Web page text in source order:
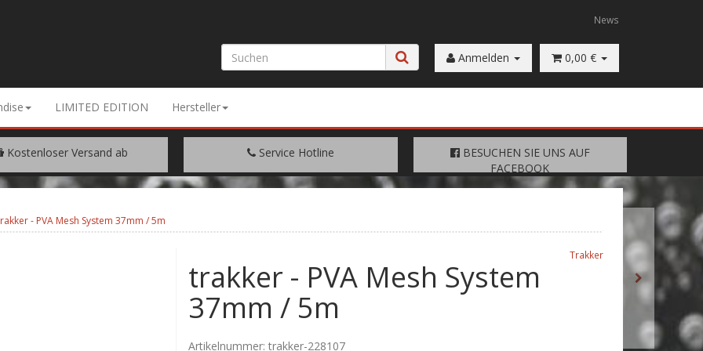
News
Anmelden 0,00 €
LIMITED EDITION Hersteller
Kostenloser Versand ab
WARENWERT VON € 200.- Service Hotline
+49 (0) 9429/948344
BESUCHEN SIE UNS AUF
FACEBOOK
BESUCHEN SIE UNS AUF
FACEBOOK
- PVA Mesh System 37mm / 5m
Trakker
trakker - PVA Mesh System
37mm / 5m
Artikelnummer: trakker-228107